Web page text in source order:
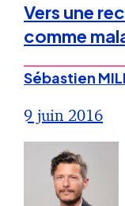
Vers une
comme
Sébastien
9 juin 2016